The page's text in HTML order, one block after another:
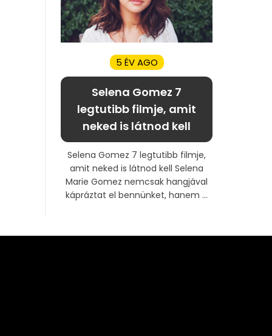
5 ÉV AGO
Selena Gomez 7
legtutibb filmje, amit
neked is látnod kell
Selena Gomez 7 legtutibb filmje,
amit neked is látnod kell Selena
Marie Gomez nemcsak hangjával
kápráztat el bennünket, hanem ...